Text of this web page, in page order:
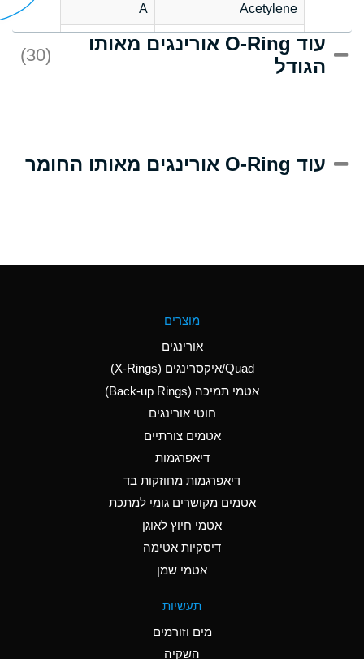
Acetylene
A
Acrlylonitrile
C
Adipic Acid
(Aqueous)
Aluminum Nitrate
(Aqueous)
Aluminum Phosphate
Ammonia Anhydrous
D
Ammonia Gas (cold)
D
Ammonia Gas (hot)
עוד O-Ring אורינגים מאותו
הגודל
(30)
עוד O-Ring אורינגים מאותו החומר
מוצרים
אורינגים
Quad/איקסרינגים (X-Rings)
אטמי תמיכה (Back-up Rings)
חוטי אורינגים
אטמים צורתיים
דיאפרגמות
דיאפרגמות מחוזקות בד
אטמים מקושרים גומי למתכת
אטמי חיוץ לאוגן
דיסקיות אטימה
אטמי שמן
תעשיות
מים וזורמים
השקיה